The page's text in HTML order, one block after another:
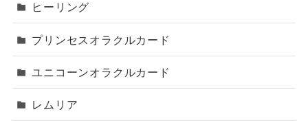
ヒーリング
プリンセスオラクルカード
ユニコーンオラクルカード
レムリア